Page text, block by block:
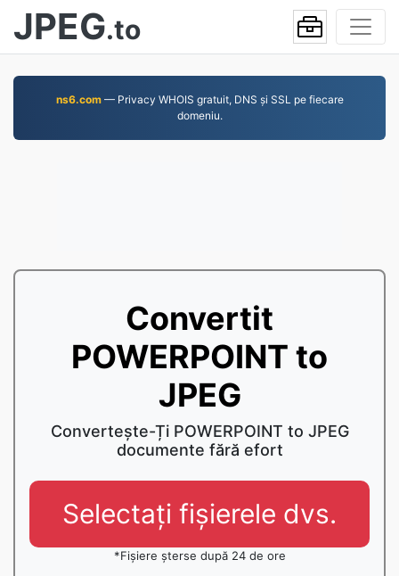
JPEG.to
ns6.com— Privacy WHOIS gratuit, DNS și SSL pe fiecare
domeniu.
Convertit
POWERPOINT to
JPEG
Convertește-Ți POWERPOINT to JPEG
documente fără efort
Selectați fișierele dvs.
*Fișiere șterse după 24 de ore